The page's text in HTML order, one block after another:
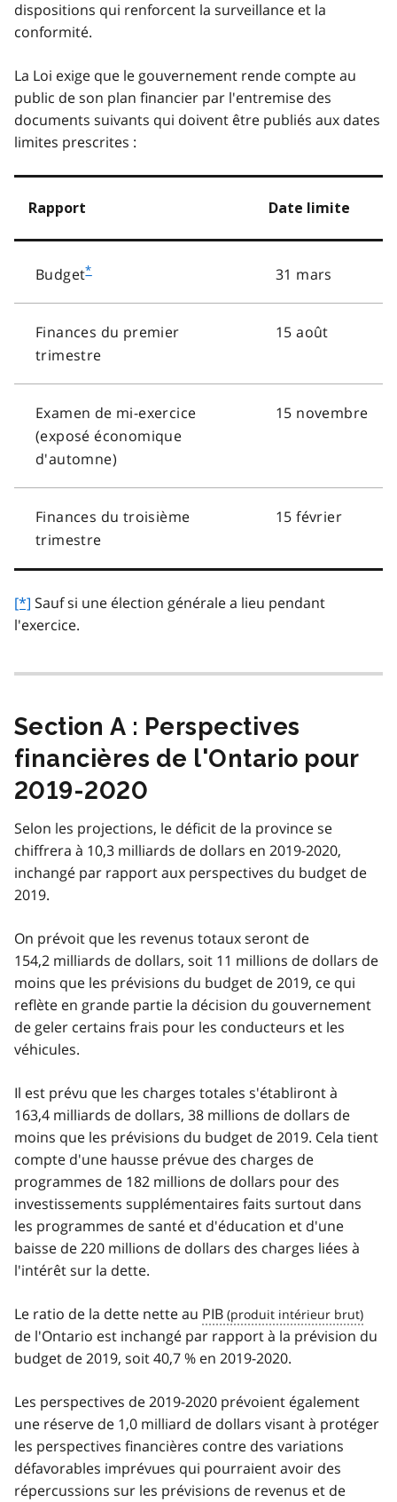
dispositions qui renforcent la surveillance et la
conformité.
La Loi exige que le gouvernement rende compte au
public de son plan financier par l'entremise des
documents suivants qui doivent être publiés aux dates
limites prescrites :
Rapport Date limite
Budget* 31 mars
Finances du premier
trimestre
15 août
Examen de mi-exercice
(exposé économique
d'automne)
15 novembre
Finances du troisième
trimestre
15 février
[*] Sauf si une élection générale a lieu pendant
l'exercice.
Section A : Perspectives
financières de l'Ontario pour
2019-2020
Selon les projections, le déficit de la province se
chiffrera à 10,3 milliards de dollars en 2019-2020,
inchangé par rapport aux perspectives du budget de
2019.
On prévoit que les revenus totaux seront de
154,2 milliards de dollars, soit 11 millions de dollars de
moins que les prévisions du budget de 2019, ce qui
reflète en grande partie la décision du gouvernement
de geler certains frais pour les conducteurs et les
véhicules.
Il est prévu que les charges totales s'établiront à
163,4 milliards de dollars, 38 millions de dollars de
moins que les prévisions du budget de 2019. Cela tient
compte d'une hausse prévue des charges de
programmes de 182 millions de dollars pour des
investissements supplémentaires faits surtout dans
les programmes de santé et d'éducation et d'une
baisse de 220 millions de dollars des charges liées à
l'intérêt sur la dette.
Le ratio de la dette nette au PIB
de l'Ontario est inchangé par rapport à la prévision du
budget de 2019, soit 40,7 % en 2019-2020.
Les perspectives de 2019-2020 prévoient également
une réserve de 1,0 milliard de dollars visant à protéger
les perspectives financières contre des variations
défavorables imprévues qui pourraient avoir des
répercussions sur les prévisions de revenus et de